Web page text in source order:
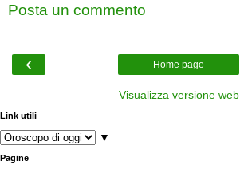
Posta un commento
‹ Home page
Visualizza versione web
Link utili
▼
Pagine